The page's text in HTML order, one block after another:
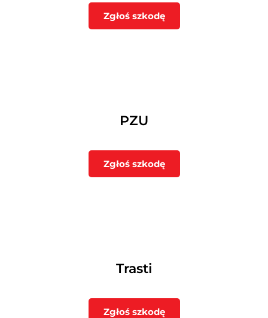
Zgłoś szkodę
PZU
Zgłoś szkodę
Trasti
Zgłoś szkodę